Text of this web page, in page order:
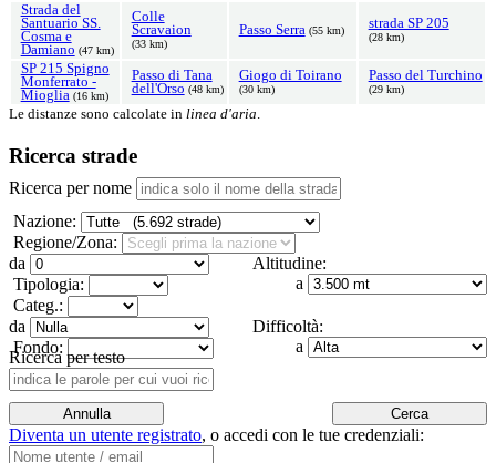
Strada del
Santuario SS.
Cosma e
Damiano (47 km)
Colle
Scravaion
(33 km)
Passo Serra (55 km) strada SP 205
(28 km)
SP 215 Spigno
Monferrato -
Mioglia (16 km)
Passo di Tana
dell'Orso (48 km)
Giogo di Toirano
(30 km)
Passo del Turchino
(29 km)
Le distanze sono calcolate in linea d'aria.
Ricerca strade
Ricerca per nome
Nazione:
Regione/Zona:
Altitudine:
da
a
Tipologia:
Categ.:
Difficoltà:
da
a
Fondo:
Ricerca per testo
Diventa un utente registrato, o accedi con le tue credenziali: